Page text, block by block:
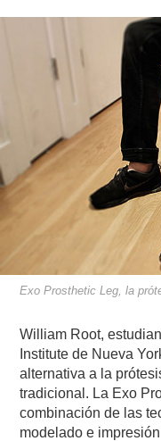
Exo Prosthetic Leg, la
William Root,
Institute de Nueva
alternativa a la
tradicional. La Exo
combinación de las
modelado e